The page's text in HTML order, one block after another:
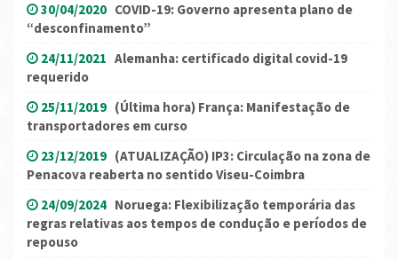
30/04/2020 COVID-19: Governo apresenta plano de
“desconfinamento”
24/11/2021 Alemanha: certificado digital covid-19
requerido
25/11/2019 (Última hora) França: Manifestação de
transportadores em curso
23/12/2019 (ATUALIZAÇÃO) IP3: Circulação na zona de
Penacova reaberta no sentido Viseu-Coimbra
24/09/2024 Noruega: Flexibilização temporária das
regras relativas aos tempos de condução e períodos de
repouso